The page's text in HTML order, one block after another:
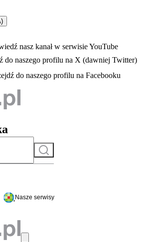
- otwiera się w nowej karcie
nasz kanał w serwisie YouTube
nowej karcie
do naszego profilu na X (dawniej Twitter)
- otwiera się w nowej karcie
do naszego profilu na Facebooku
Szukaj
do serwisu
Nasze serwisy